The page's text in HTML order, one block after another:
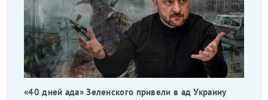
«40 дней ада» Зеленского привели в ад Украину